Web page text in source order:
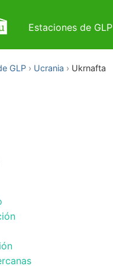
Estaciones de GLP
GLP Ucrania Ukrnafta